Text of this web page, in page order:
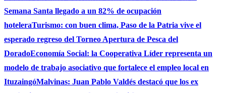
Semana Santa llegado a un 82% de ocupación
hoteleraTurismo: con buen clima, Paso de la Patria vive el
esperado regreso del Torneo Apertura de Pesca del
DoradoEconomía Social: la Cooperativa Líder representa un
modelo de trabajo asociativo que fortalece el empleo local en
ItuzaingóMalvinas: Juan Pablo Valdés destacó que los ex